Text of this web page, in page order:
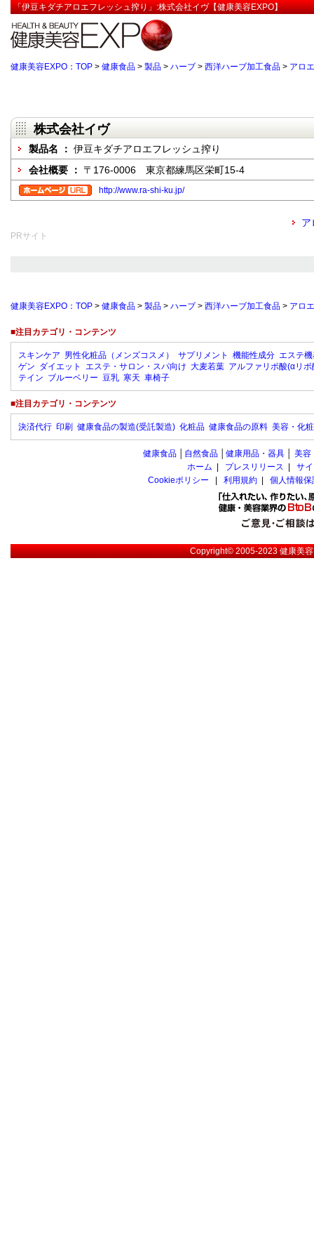
「伊豆キダチアロエフレッシュ搾り」:株式会社イヴ【健康美容EXPO】
健康美容EXPO：TOP > 健康食品 > 製品 > ハーブ > 西洋ハーブ加工食品 > アロ
株式会社イヴ
製品名 ： 伊豆キダチアロエフレッシュ搾り
会社概要 ： 〒176-0006 東京都練馬区栄町15-4
http://www.ra-shi-ku.jp/
ア
PRサイト
健康美容EXPO：TOP > 健康食品 > 製品 > ハーブ > 西洋ハーブ加工食品 > アロ
■注目カテゴリ・コンテンツ
スキンケア 男性化粧品（メンズコスメ） サプリメント 機能性成分 エステ
ゲン ダイエット エステ・サロン・スパ向け 大麦若葉 アルファリポ酸(αリポ
テイン ブルーベリー 豆乳 寒天 車椅子
■注目カテゴリ・コンテンツ
決済代行 印刷 健康食品の製造(受託製造) 化粧品 健康食品の原料 美容・化
健康食品 自然食品 健康用品・器具 美容
ホーム
プレスリリース
サ
Cookieポリシー
利用規約 個人情報
Copyright© 2005-2023健康美